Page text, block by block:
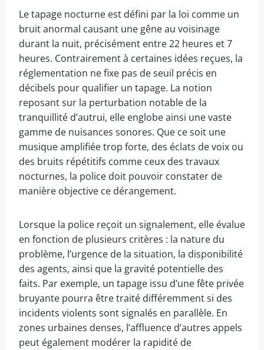
Le tapage nocturne est défini par la loi comme un
bruit anormal causant une gêne au voisinage
durant la nuit, précisément entre 22 heures et 7
heures. Contrairement à certaines idées reçues, la
réglementation ne fixe pas de seuil précis en
décibels pour qualifier un tapage. La notion
reposant sur la perturbation notable de la
tranquillité d’autrui, elle englobe ainsi une vaste
gamme de nuisances sonores. Que ce soit une
musique amplifiée trop forte, des éclats de voix ou
des bruits répétitifs comme ceux des travaux
nocturnes, la police doit pouvoir constater de
manière objective ce dérangement.
Lorsque la police reçoit un signalement, elle évalue
en fonction de plusieurs critères : la nature du
problème, l’urgence de la situation, la disponibilité
des agents, ainsi que la gravité potentielle des
faits. Par exemple, un tapage issu d’une fête privée
bruyante pourra être traité différemment si des
incidents violents sont signalés en parallèle. En
zones urbaines denses, l’affluence d’autres appels
peut également modérer la rapidité de